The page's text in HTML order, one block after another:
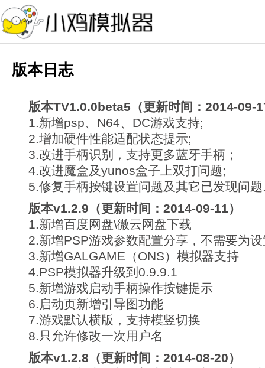
版本日志
版本TV1.0.0beta5（更新时间：2014-09-
1.新增psp、N64、DC游戏支持;
2.增加硬件性能适配状态提示;
3.改进手柄识别，支持更多蓝牙手柄；
4.改进魔盒及yunos盒子上双打问题;
5.修复手柄按键设置问题及其它已发现问题
版本v1.2.9（更新时间：2014-09-11）
1.新增百度网盘\微云网盘下载
2.新增PSP游戏参数配置分享，不需要为
3.新增GALGAME（ONS）模拟器支持
4.PSP模拟器升级到0.9.9.1
5.新增游戏启动手柄操作按键提示
6.启动页新增引导图功能
7.游戏默认横版，支持模竖切换
8.只允许修改一次用户名
版本v1.2.8（更新时间：2014-08-20）